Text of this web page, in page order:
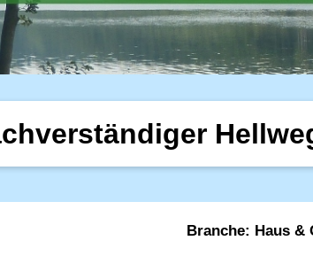
Branche: Haus &